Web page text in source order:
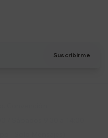
Suscribirme